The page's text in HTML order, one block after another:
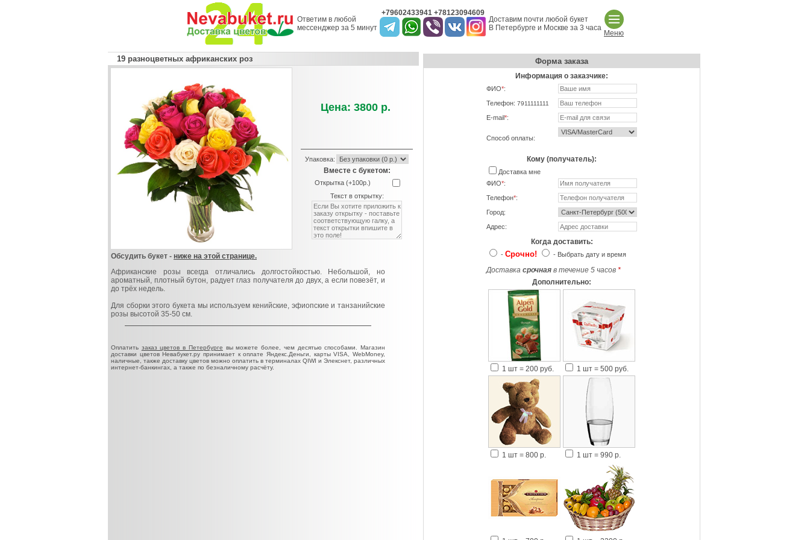
Ответим в любой
мессенджер за 5 минут
+79602433941 +78123094609
Доставим почти любой букет
В Петербурге и Москве за 3 часа
Меню
19 разноцветных африканских роз
Цена: 3800 р.
Упаковка:
Вместе с букетом:
Открытка (+100р.)
Текст в открытку:
Обсудить букет - ниже на этой странице.
Африканские розы всегда отличались долгостойкостью. Небольшой, но
ароматный, плотный бутон, радует глаз получателя до двух, а если повезёт, и
до трёх недель.
Для сборки этого букета мы используем кенийские, эфиопские и танзанийские
розы высотой 35-50 см.
Оплатить заказ цветов в Петербурге вы можете более, чем десятью способами. Магазин
доставки цветов Невабукет.ру принимает к оплате Яндекс.Деньги, карты VISA, WebMoney,
наличные, также доставку цветов можно оплатить в терминалах QIWI и Элекснет, различных
интернет-банкингах, а также по безналичному расчёту.
Форма заказа
Информация о заказчике:
ФИО*:
Телефон: 7911111111
E-mail*:
Способ оплаты:
Кому (получатель):
Доставка мне
ФИО*:
Телефон*:
Город:
Адрес:
Когда доставить:
- Срочно! - Выбрать дату и время
Доставка срочная в течение 5 часов *
Дополнительно:
1 шт = 200 руб. 1 шт = 500 руб.
1 шт = 800 р. 1 шт = 990 р.